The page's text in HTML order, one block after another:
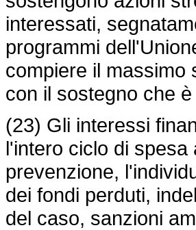
interessati,
programmi
compiere il massimo
con il sostegno che
(23) Gli interessi
l'intero ciclo di
prevenzione,
dei fondi perduti,
del caso, sanzioni